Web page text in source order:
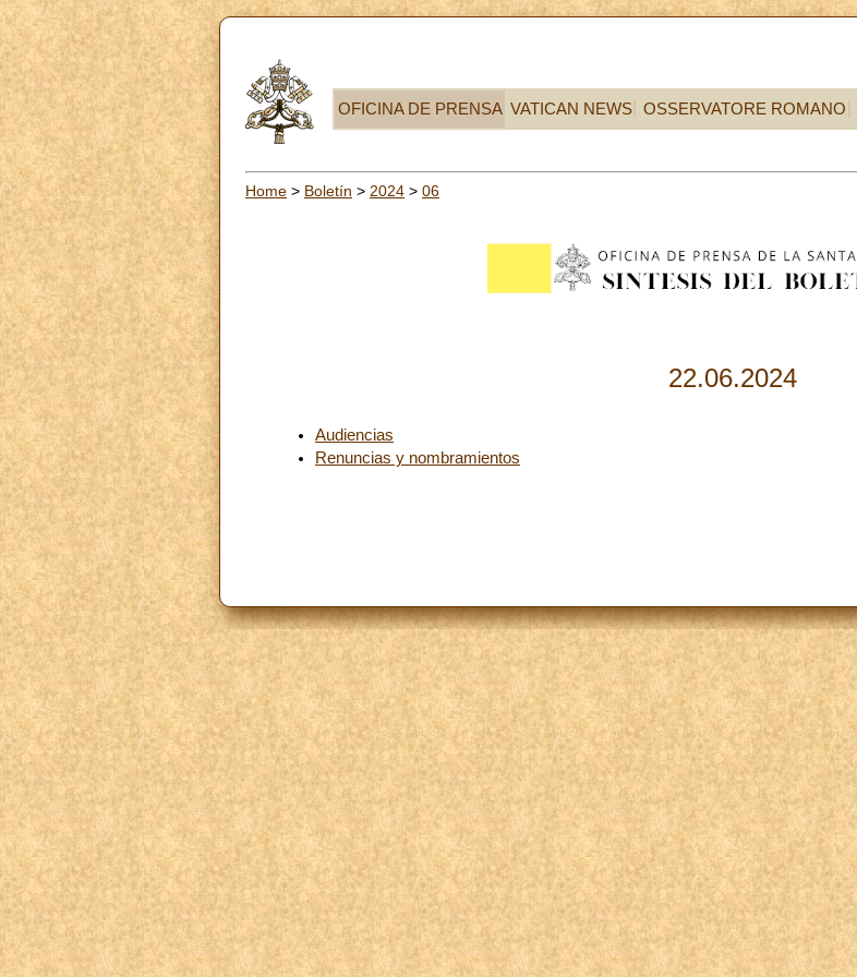
OFICINA DE PRENSA VATICAN NEWS OSSERVATORE ROMANO
Home > Boletín > 2024 > 06
22.06.2024
Audiencias
Renuncias y nombramientos